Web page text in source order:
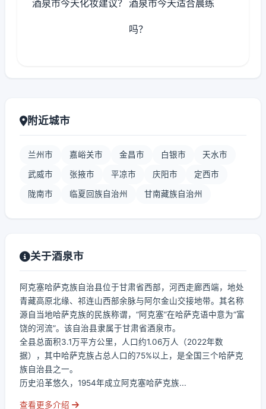
酒泉市今天化妆建议？ 酒泉市今天适合晨练
吗？
附近城市
兰州市 嘉峪关市 金昌市 白银市 天水市
武威市 张掖市 平凉市 庆阳市 定西市
陇南市 临夏回族自治州 甘南藏族自治州
关于酒泉市
阿克塞哈萨克族自治县位于甘肃省西部，河西走廊西端，地处
青藏高原北缘、祁连山西部余脉与阿尔金山交接地带。其名称
源自当地哈萨克族的民族称谓，“阿克塞”在哈萨克语中意为“富
饶的河流”。该自治县隶属于甘肃省酒泉市。
全县总面积3.1万平方公里，人口约1.06万人（2022年数
据），其中哈萨克族占总人口的75%以上，是全国三个哈萨克
族自治县之一。
历史沿革悠久，1954年成立阿克塞哈萨克族...
查看更多介绍